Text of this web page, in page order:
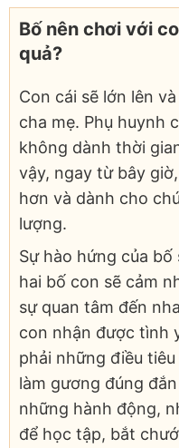
Bố nên chơi với
quả?
Con cái sẽ lớn lên
cha mẹ. Phụ huynh
không dành thời
vậy, ngay từ bây
hơn và dành cho
lượng.
Sự hào hứng của
hai bố con sẽ cảm
sự quan tâm đến
con nhận được tình
phải những điều
làm gương đúng
những hành động,
để học tập, bắt